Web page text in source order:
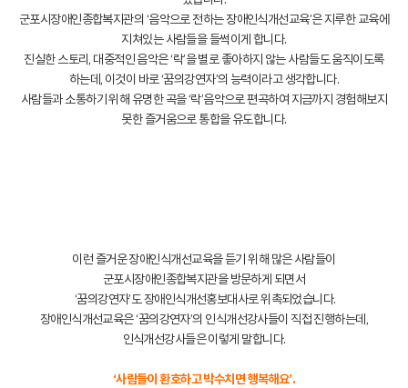
군포시장애인종합복지관의 ‘음악으로 전하는 장애인식개선교육’은 지루한 교육에
지쳐있는 사람들을 들썩이게 합니다.
진실한 스토리, 대중적인 음악은 ‘락’을 별로 좋아하지 않는 사람들도 움직이도록
하는데, 이것이 바로 ‘꿈의강연자’의 능력이라고 생각합니다.
사람들과 소통하기 위해 유명한 곡을 ‘락’음악으로 편곡하여 지금까지 경험해보지
못한 즐거움으로 통합을 유도합니다.
이런 즐거운 장애인식개선교육을 듣기 위해 많은 사람들이
군포시장애인종합복지관을 방문하게 되면서
‘꿈의강연자’도 장애인식개선홍보대사로 위촉되었습니다.
장애인식개선교육은 ‘꿈의강연자’의 인식개선강사들이 직접 진행하는데,
인식개선강사들은 이렇게 말합니다.
‘사람들이 환호하고 박수치면 행복해요’.